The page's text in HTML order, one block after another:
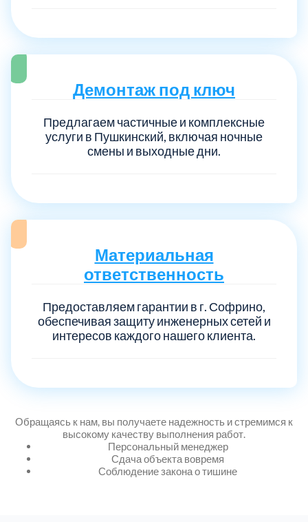
Демонтаж под ключ
Предлагаем частичные и комплексные
услуги в Пушкинский, включая ночные
смены и выходные дни.
Материальная
ответственность
Предоставляем гарантии в г. Софрино,
обеспечивая защиту инженерных сетей и
интересов каждого нашего клиента.
Обращаясь к нам, вы получаете надежность и стремимся к
высокому качеству выполнения работ.
Персональный менеджер
Сдача объекта вовремя
Соблюдение закона о тишине
Выберите город:
Волоколамский